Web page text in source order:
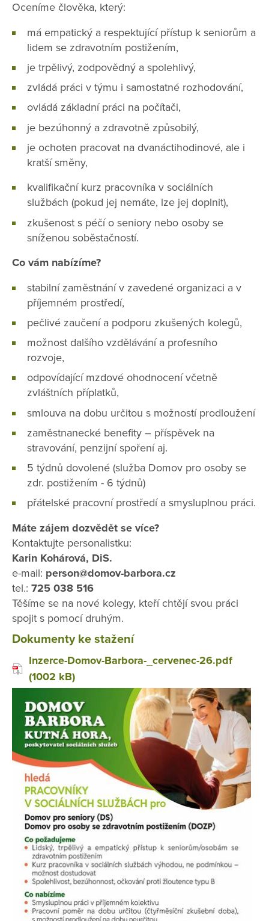
Oceníme člověka, který:
má empatický a respektující přístup k seniorům a
lidem se zdravotním postižením,
je trpělivý, zodpovědný a spolehlivý,
zvládá práci v týmu i samostatné rozhodování,
ovládá základní práci na počítači,
je bezúhonný a zdravotně způsobilý,
je ochoten pracovat na dvanáctihodinové, ale i
kratší směny,
kvalifikační kurz pracovníka v sociálních
službách (pokud jej nemáte, lze jej doplnit),
zkušenost s péčí o seniory nebo osoby se
sníženou soběstačností.
Co vám nabízíme?
stabilní zaměstnání v zavedené organizaci a v
příjemném prostředí,
pečlivé zaučení a podporu zkušených kolegů,
možnost dalšího vzdělávání a profesního
rozvoje,
odpovídající mzdové ohodnocení včetně
zvláštních příplatků,
smlouva na dobu určitou s možností prodloužení
zaměstnanecké benefity – příspěvek na
stravování, penzijní spoření aj.
5 týdnů dovolené (služba Domov pro osoby se
zdr. postižením - 6 týdnů)
přátelské pracovní prostředí a smysluplnou práci.
Máte zájem dozvědět se více?
Kontaktujte personalistku:
Karin Kohárová, DiS.
e-mail: person@domov-barbora.cz
tel.: 725 038 516
Těšíme se na nové kolegy, kteří chtějí svou práci
spojit s pomocí druhým.
Dokumenty ke stažení
Inzerce-Domov-Barbora-_cervenec-26.pdf
(1002 kB)